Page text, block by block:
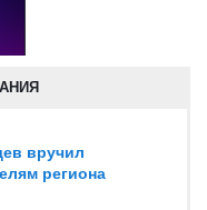
вручил
региона